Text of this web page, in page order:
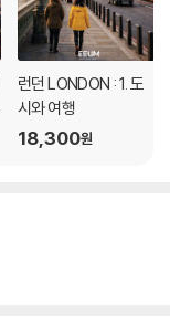
런던 LONDON : 1. 도
시와 여행
18,300원